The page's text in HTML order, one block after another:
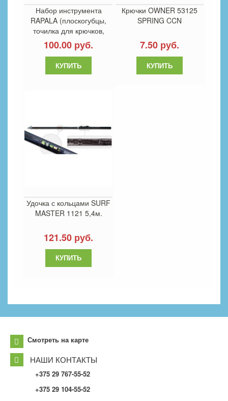
Набор инструмента
RAPALA (плоскогубцы,
точилка для крючков,
кусачки, инструмент
джиговый)
100.00 руб.
Крючки OWNER 53125
SPRING CCN
7.50 руб.
Удочка с кольцами SURF
MASTER 1121 5,4м.
121.50 руб.
Смотреть на карте
НАШИ КОНТАКТЫ
+375 29 767-55-52
+375 29 104-55-52